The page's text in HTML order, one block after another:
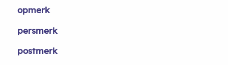
opmerk
persmerk
postmerk